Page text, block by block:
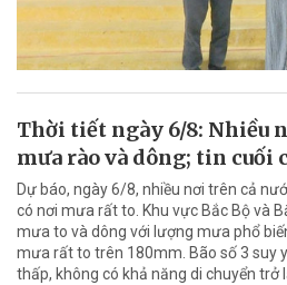
Thời tiết ngày 6/8: Nhiều
mưa rào và dông; tin cuối
Dự báo, ngày 6/8, nhiều nơi trên cả
có nơi mưa rất to. Khu vực Bắc Bộ và
mưa to và dông với lượng mưa phổ
mưa rất to trên 180mm. Bão số 3 suy
thấp, không có khả năng di chuyển trở